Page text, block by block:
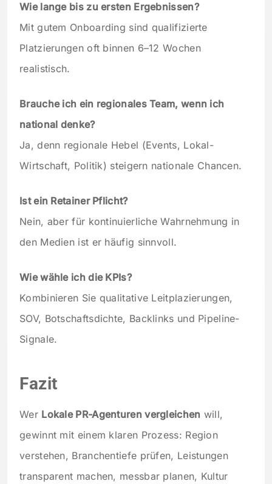
Wie lange bis zu ersten Ergebnissen?
Mit gutem Onboarding sind qualifizierte
Platzierungen oft binnen 6–12 Wochen
realistisch.
Brauche ich ein regionales Team, wenn ich
national denke?
Ja, denn regionale Hebel (Events, Lokal-
Wirtschaft, Politik) steigern nationale Chancen.
Ist ein Retainer Pflicht?
Nein, aber für kontinuierliche Wahrnehmung in
den Medien ist er häufig sinnvoll.
Wie wähle ich die KPIs?
Kombinieren Sie qualitative Leitplazierungen,
SOV, Botschaftsdichte, Backlinks und Pipeline-
Signale.
Fazit
Wer Lokale PR-Agenturen vergleichen will,
gewinnt mit einem klaren Prozess: Region
verstehen, Branchentiefe prüfen, Leistungen
transparent machen, messbar planen, Kultur